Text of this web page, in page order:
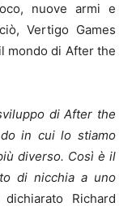
nuove armi e
Vertigo Games
mondo di After the
di After the
in cui lo stiamo
diverso. Così è il
di nicchia a uno
Richard